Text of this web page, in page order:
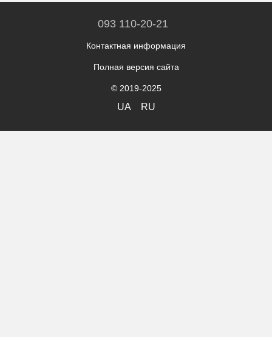
093 110-20-21
Контактная информация
Полная версия сайта
© 2019-2025
UA RU